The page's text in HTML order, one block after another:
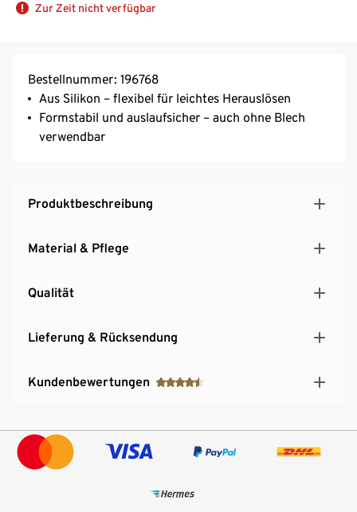
Zur Zeit nicht verfügbar
Bestellnummer: 196768
Aus Silikon – flexibel für leichtes Herauslösen
Formstabil und auslaufsicher – auch ohne Blech
verwendbar
Produktbeschreibung
Material & Pflege
Qualität
Lieferung & Rücksendung
Kundenbewertungen